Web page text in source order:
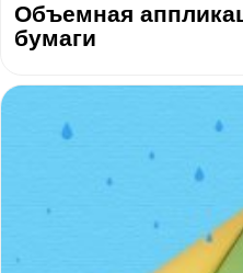
Объемная
бумаги